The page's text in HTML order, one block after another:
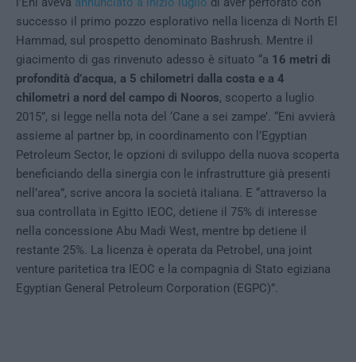
successo il primo pozzo esplorativo nella licenza di North El
Hammad, sul prospetto denominato Bashrush. Mentre il
giacimento di gas rinvenuto adesso è situato “a 16 metri di
profondità d’acqua, a 5 chilometri dalla costa e a 4
chilometri a nord del campo di Nooros, scoperto a luglio
2015”, si legge nella nota del ‘Cane a sei zampe’. “Eni avvierà
assieme al partner bp, in coordinamento con l’Egyptian
Petroleum Sector, le opzioni di sviluppo della nuova scoperta
beneficiando della sinergia con le infrastrutture già presenti
nell’area”, scrive ancora la società italiana. E “attraverso la
sua controllata in Egitto IEOC, detiene il 75% di interesse
nella concessione Abu Madi West, mentre bp detiene il
restante 25%. La licenza è operata da Petrobel, una joint
venture paritetica tra IEOC e la compagnia di Stato egiziana
Egyptian General Petroleum Corporation (EGPC)”.